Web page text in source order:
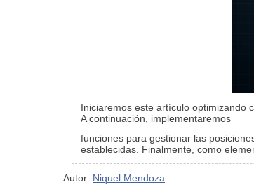
Iniciaremos este artículo optimizando
A continuación, implementaremos
funciones para gestionar las
establecidas. Finalmente, como
Autor: Niquel Mendoza